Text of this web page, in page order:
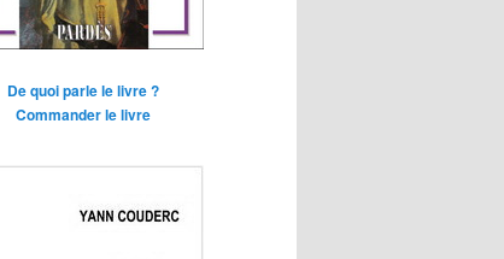
De quoi parle le livre ?
Commander le livre